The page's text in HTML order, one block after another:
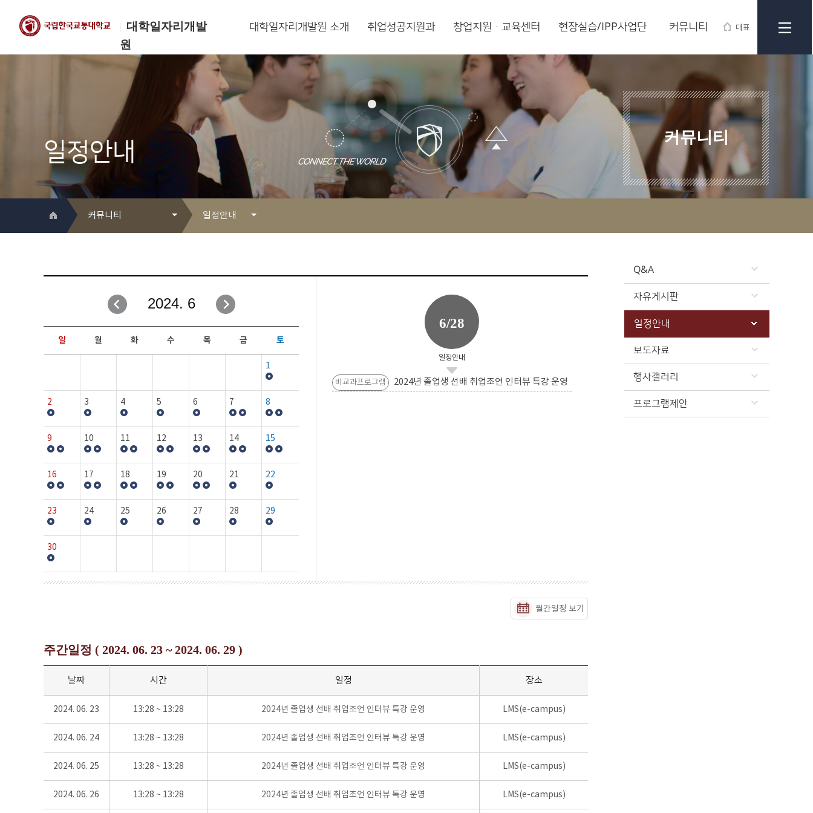
대학일자리개발
원
대표
한국교통대학교
대학일자리개발원
대학일자리개발원 소개 취업성공지원과 창업지원·교육센터 현장실습/IPP사업단 커뮤니티
일정안내
커뮤니티
커뮤니티
취업성공지원과
창업지원·교육센터
현장실습/IPP사업단
커뮤니티
일정안내
자유게시판
일정안내
보도자료
행사갤러리
Q&A
자유게시판
일정안내
보도자료
행사갤러리
프로그램제안
2024. 6
일 월 화 수 목 금 토
1
2 3 4 5 6 7 8
9 10 11 12 13 14 15
16 17 18 19 20 21 22
23 24 25 26 27 28 29
30
6/28
일정안내
비교과프로그램 2024년 졸업생 선배 취업조언 인터뷰 특강 운영
월간일정 보기
주간일정 ( 2024. 06. 23 ~ 2024. 06. 29 )
날짜 시간 일정 장소
2024. 06. 23 13:28 ~ 13:28 2024년 졸업생 선배 취업조언 인터뷰 특강 운영 LMS(e-campus)
2024. 06. 24 13:28 ~ 13:28 2024년 졸업생 선배 취업조언 인터뷰 특강 운영 LMS(e-campus)
2024. 06. 25 13:28 ~ 13:28 2024년 졸업생 선배 취업조언 인터뷰 특강 운영 LMS(e-campus)
2024. 06. 26 13:28 ~ 13:28 2024년 졸업생 선배 취업조언 인터뷰 특강 운영 LMS(e-campus)